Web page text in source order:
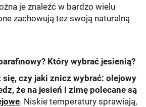
je znaleźć w bardzo wielu
zachowują tez swoją naturalną
Który wybrać jesienią?
czy jaki znicz wybrać: olejowy
że na jesień i zimę polecane są
. Niskie temperatury sprawiają,